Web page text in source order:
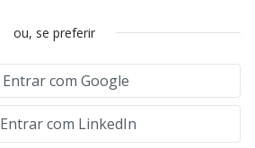
ou, se preferir
Entrar com Google
Entrar com LinkedIn